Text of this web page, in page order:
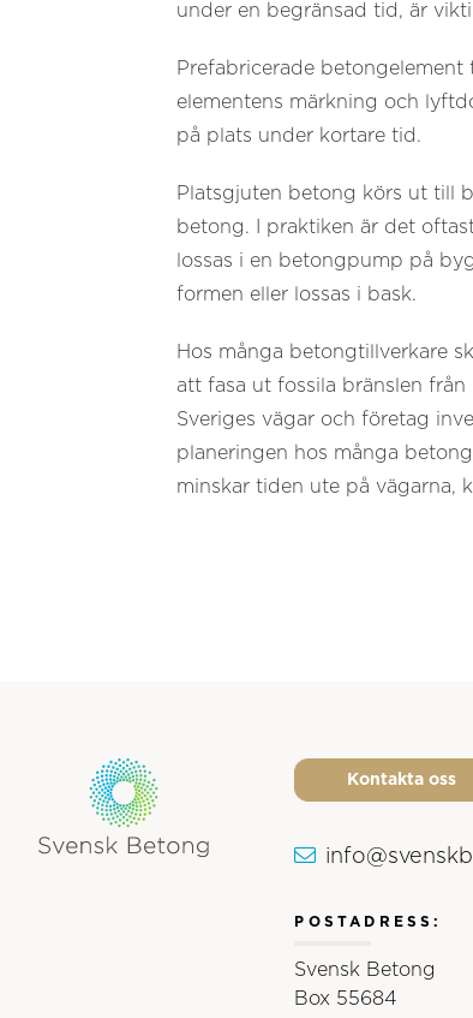
under en begränsad tid, är
Prefabricerade
elementens märkning och
på plats under kortare tid.
Platsgjuten betong körs ut till
betong. I praktiken är det
lossas i en betongpump på
formen eller lossas i bask.
Hos många betongtillverkare
att fasa ut fossila bränslen
Sveriges vägar och företag
planeringen hos många
minskar tiden ute på vägarna,
Kontakta oss
POSTADRESS:
Svensk Betong
Box 55684